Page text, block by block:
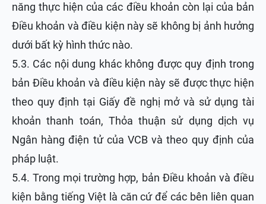
năng thực hiện của các điều khoản còn lại của bản
Điều khoản và điều kiện này sẽ không bị ảnh hưởng
dưới bất kỳ hình thức nào.
5.3. Các nội dung khác không được quy định trong
bản Điều khoản và điều kiện này sẽ được thực hiện
theo quy định tại Giấy đề nghị mở và sử dụng tài
khoản thanh toán, Thỏa thuận sử dụng dịch vụ
Ngân hàng điện tử của VCB và theo quy định của
pháp luật.
5.4. Trong mọi trường hợp, bản Điều khoản và điều
kiện bằng tiếng Việt là căn cứ để các bên liên quan